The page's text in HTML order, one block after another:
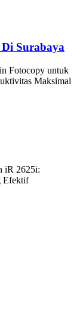
Surabaya
Fotocopy untuk
Maksimal
iR 2625i:
Efektif